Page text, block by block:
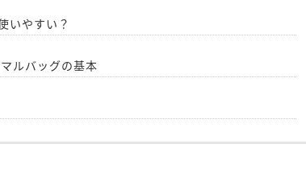
いやすい？
ルバッグの基本